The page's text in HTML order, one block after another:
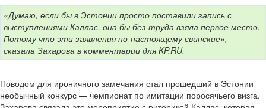
«Думаю, если бы в Эстонии просто поставили запись с
выступлениями Каллас, она бы без труда взяла первое место.
Потому что эти заявления по-настоящему свинские», —
сказала Захарова в комментарии для KP.RU.
Поводом для ироничного замечания стал прошедший в Эстонии
необычный конкурс — чемпионат по имитации поросячьего визга.